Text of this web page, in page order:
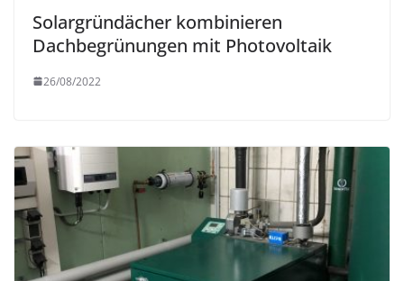
Solargründächer kombinieren
Dachbegrünungen mit Photovoltaik
26/08/2022